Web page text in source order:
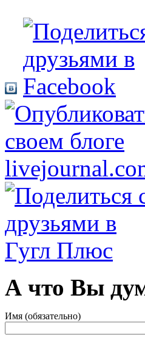
А что Вы
Имя (обязательно)